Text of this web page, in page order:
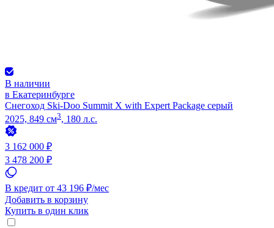
В наличии
в Екатеринбурге
Снегоход Ski-Doo Summit X with Expert Package серый
2025, 849 см3, 180 л.с.
3 162 000 ₽
3 478 200 ₽
В кредит от 43 196 ₽/мес
Добавить в корзину
Купить в один клик